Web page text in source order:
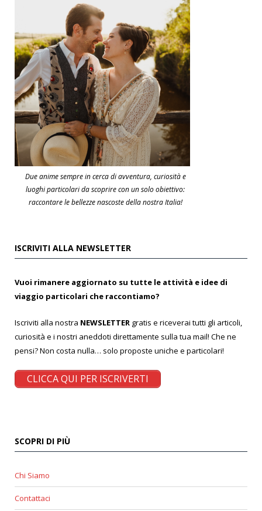
Due anime sempre in cerca di avventura, curiosità e
luoghi particolari da scoprire con un solo obiettivo:
raccontare le bellezze nascoste della nostra Italia!
ISCRIVITI ALLA NEWSLETTER
Vuoi rimanere aggiornato su tutte le attività e idee di
viaggio particolari che raccontiamo?
Iscriviti alla nostra NEWSLETTER gratis e riceverai tutti gli articoli,
curiosità e i nostri aneddoti direttamente sulla tua mail! Che ne
pensi? Non costa nulla… solo proposte uniche e particolari!
CLICCA QUI PER ISCRIVERTI
SCOPRI DI PIÙ
Chi Siamo
Contattaci